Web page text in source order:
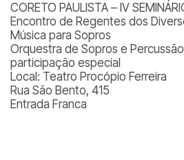
CORETO PAULISTA – IV
Encontro de Regentes dos
Música para Sopros
Orquestra de Sopros e Percussão
participação especial
Local: Teatro Procópio Ferreira
Rua São Bento, 415
Entrada Franca